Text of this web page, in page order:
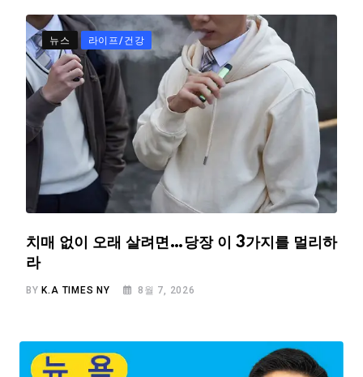
뉴스 라이프/건강
치매 없이 오래 살려면…당장 이 3가지를 멀리하
라
BYK.A TIMES NY 8월 7, 2026